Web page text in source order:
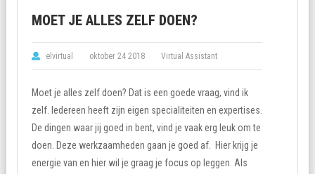
MOET JE ALLES ZELF DOEN?
elvirtual oktober 24 2018 Virtual Assistant
Moet je alles zelf doen? Dat is een goede vraag, vind ik
zelf. Iedereen heeft zijn eigen specialiteiten en expertises.
De dingen waar jij goed in bent, vind je vaak erg leuk om te
doen. Deze werkzaamheden gaan je goed af. Hier krijg je
energie van en hier wil je graag je focus op leggen. Als